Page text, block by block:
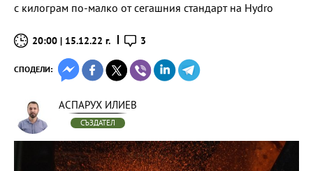
с килограм по-малко от сегашния стандарт на Hydro
20:00 | 15.12.22 г. 3
СПОДЕЛИ:
АСПАРУХ ИЛИЕВ
СЪЗДАТЕЛ